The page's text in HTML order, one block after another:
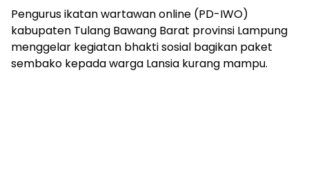
edukasi,
gaya
hidup,
hiburan,
bebas
Pengurus ikatan wartawan online (PD-IWO)
kabupaten Tulang Bawang Barat provinsi Lampung
menggelar kegiatan bhakti sosial bagikan paket
sembako kepada warga Lansia kurang mampu.